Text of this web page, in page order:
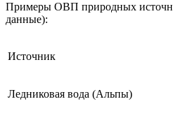
Примеры ОВП природных
данные):
Источник
Ледниковая вода (Альпы)